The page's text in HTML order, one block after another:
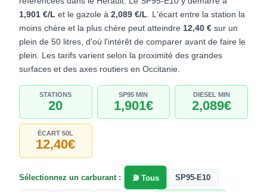
1,901 €/L et le gazole à 2,089 €/L. L'écart entre la station la
moins chère et la plus chère peut atteindre 12,40 € sur un
plein de 50 litres, d'où l'intérêt de comparer avant de faire le
plein. Les tarifs varient selon la proximité des grandes
surfaces et des axes routiers en Occitanie.
STATIONS
20
SP95 MIN
1,901€
DIESEL MIN
2,089€
ÉCART 50L
12,40€
Sélectionnez un carburant : ⛽ Tous SP95-E10